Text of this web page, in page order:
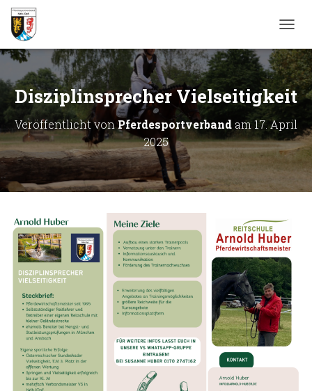
A
V
I
G
A
I
O
S
H
L
T
E
N
Disziplinsprecher Vielseitigkeit
Veröffentlicht vonPferdesportverband am17. April
2025